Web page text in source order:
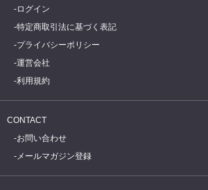
ログイン
特定商取引法に基づく表記
プライバシーポリシー
運営会社
利用規約
CONTACT
お問い合わせ
メールマガジン登録